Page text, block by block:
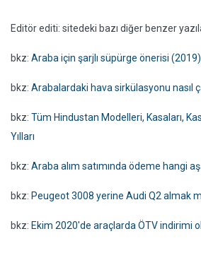
Editör editi: sitedeki bazı diğer benzer
bkz: Araba için şarjlı süpürge önerisi (2019)
bkz: Arabalardaki hava sirkülasyonu nasıl
bkz: Tüm Hindustan Modelleri, Kasaları,
Yılları
bkz: Araba alım satımında ödeme hangi
bkz: Peugeot 3008 yerine Audi Q2 almak
bkz: Ekim 2020'de araçlarda ÖTV indirimi